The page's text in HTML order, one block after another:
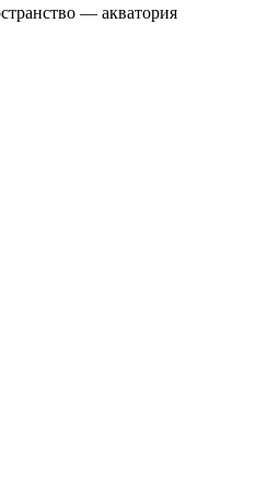
— акватория